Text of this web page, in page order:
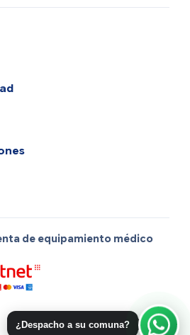
de equipamiento médico
¿Despacho a su comuna?